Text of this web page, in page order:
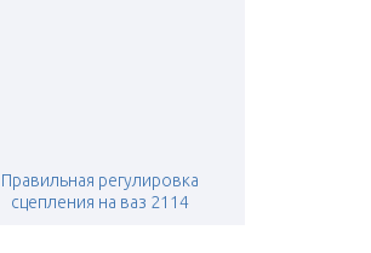
Правильная регулировка
сцепления на ваз 2114